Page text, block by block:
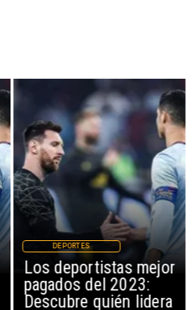
Los deportistas mejor
pagados del 2023:
Descubre quién lidera
DEPORTES